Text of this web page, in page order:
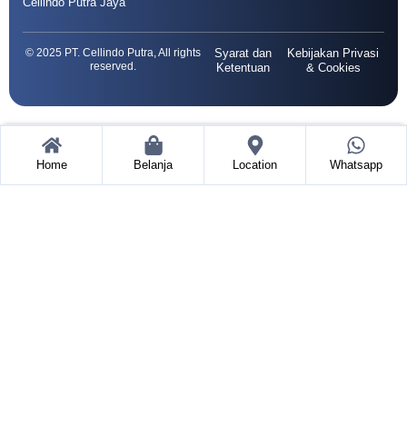
© 2025 PT. Cellindo Putra, All rights
reserved.
Syarat dan
Ketentuan
Kebijakan Privasi
& Cookies
Home Belanja Location Whatsapp